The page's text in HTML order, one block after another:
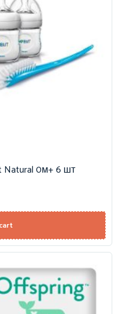
Natural 0м+ 6 шт